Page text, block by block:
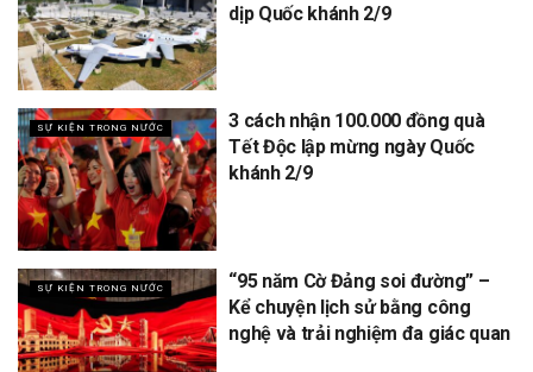
dịp Quốc khánh 2/9
SỰ KIỆN TRONG NƯỚC
3 cách nhận 100.000 đồng quà
Tết Độc lập mừng ngày Quốc
khánh 2/9
SỰ KIỆN TRONG NƯỚC
“95 năm Cờ Đảng soi đường” –
Kể chuyện lịch sử bằng công
nghệ và trải nghiệm đa giác quan